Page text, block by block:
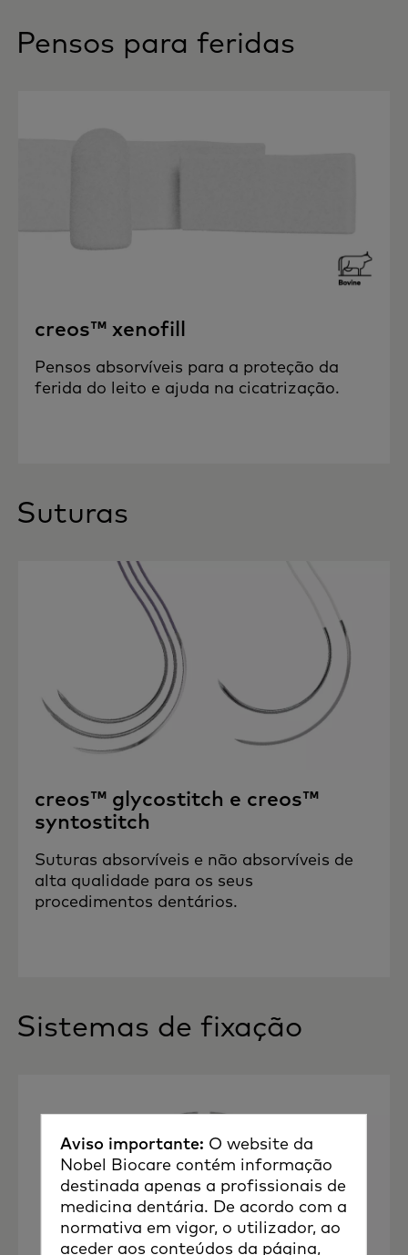
Aviso importante: O website da
Nobel Biocare contém informação
destinada apenas a profissionais de
medicina dentária. De acordo com a
normativa em vigor, o utilizador, ao
aceder aos conteúdos da página,
Pensos para feridas
creos™ xenofill
Pensos absorvíveis para a proteção da
ferida do leito e ajuda na cicatrização.
Suturas
creos™ glycostitch e creos™
syntostitch
Suturas absorvíveis e não absorvíveis de
alta qualidade para os seus
procedimentos dentários.
Sistemas de fixação